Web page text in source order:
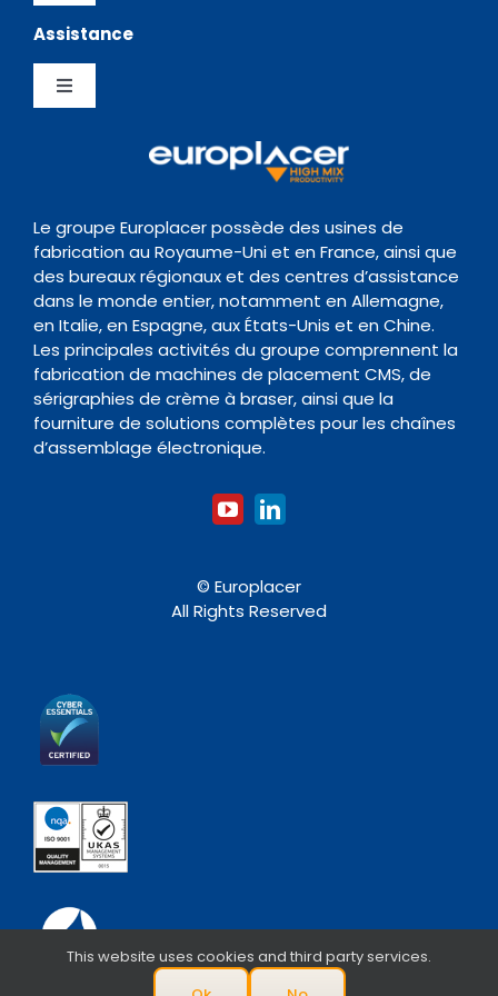
Chargeurs
Four de Refusion
Nettoyage
Accessoires
Contact
Navigation
Testimonials
News Hub
Assistance
Toggle
Centre de Support
Documentation
Organisme de formation
Le groupe Europlacer possède des usines de
fabrication au Royaume-Uni et en France, ainsi que
des bureaux régionaux et des centres d’assistance
dans le monde entier, notamment en Allemagne,
en Italie, en Espagne, aux États-Unis et en Chine.
Les principales activités du groupe comprennent la
fabrication de machines de placement CMS, de
sérigraphies de crème à braser, ainsi que la
fourniture de solutions complètes pour les chaînes
d’assemblage électronique.
© Europlacer
All Rights Reserved
This website uses cookies and third party services.